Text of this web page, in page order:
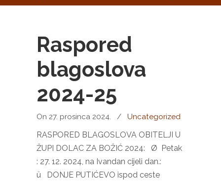
Raspored
blagoslova
2024-25
On 27. prosinca 2024. / Uncategorized
RASPORED BLAGOSLOVA OBITELJI U
ŽUPI DOLAC ZA BOŽIĆ 2024: Ø Petak
: 27. 12. 2024, na Ivandan cijeli dan.:
ü DONJE PUTIĆEVO ispod ceste